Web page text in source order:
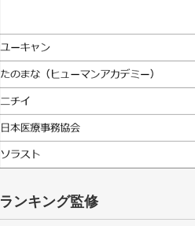
ランキング監修